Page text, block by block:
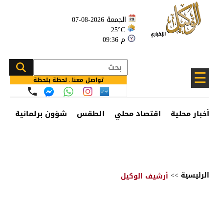
الجمعة 2026-08-07
25°C
09:36 م
☰ تواصل معنا.. لحظة بلحظة
أخبار محلية اقتصاد محلي الطقس شؤون برلمانية
الرئيسية >> أرشيف الوكيل